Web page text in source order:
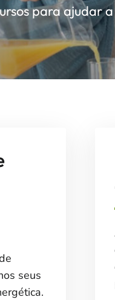
para ajudar
seus